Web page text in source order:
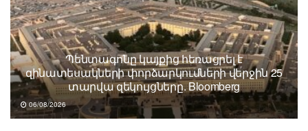
Պենտագոնը կայքից հեռացրել է
զինատեսակների փորձարկումների վերջին 25
տարվա զեկույցները. Bloomberg
06/08/2026